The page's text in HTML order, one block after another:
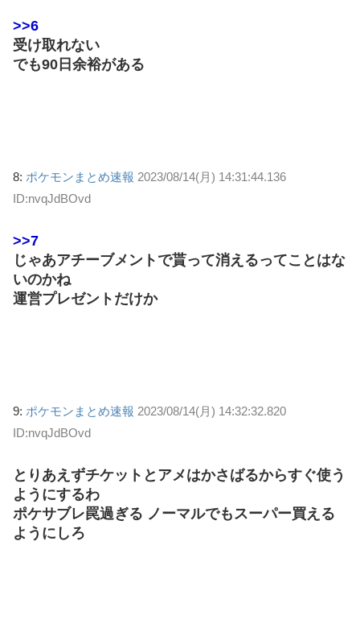
>>6
受け取れない
でも90日余裕がある
8: ポケモンまとめ速報 2023/08/14(月) 14:31:44.136
ID:nvqJdBOvd
>>7
じゃあアチーブメントで貰って消えるってことはな
いのかね
運営プレゼントだけか
9: ポケモンまとめ速報 2023/08/14(月) 14:32:32.820
ID:nvqJdBOvd
とりあえずチケットとアメはかさばるからすぐ使う
ようにするわ
ポケサブレ罠過ぎる ノーマルでもスーパー買える
ようにしろ